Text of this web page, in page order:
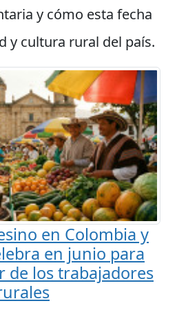
y cómo esta fecha
y cultura rural del país.
en Colombia y
en junio para
de los trabajadores